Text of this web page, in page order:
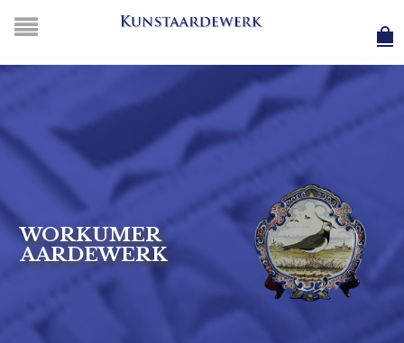
WORKUMER
AARDEWERK